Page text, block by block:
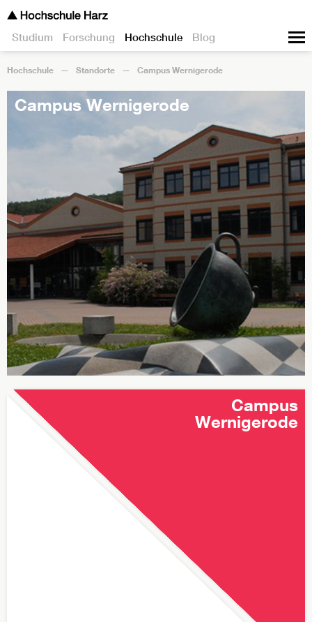
Studium Forschung Hochschule Blog
Hochschule Standorte Campus Wernigerode
Campus Wernigerode
Campus
Wernigerode